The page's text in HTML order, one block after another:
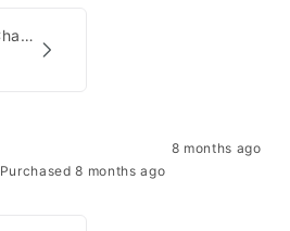
Boucles d'oreilles Chanel par Karl Lagerfeld 2008
8 months ago
Purchased 8 months ago